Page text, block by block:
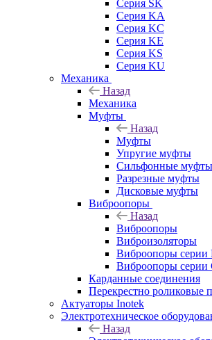
Серия SK
Серия KA
Серия KC
Серия KE
Серия KS
Серия KU
Механика
Назад
Механика
Муфты
Назад
Муфты
Упругие муфты
Сильфонные муфты
Разрезные муфты
Дисковые муфты
Виброопоры
Назад
Виброопоры
Виброизоляторы
Виброопоры серии
Виброопоры серии
Карданные соединения
Перекрестно роликовые
Актуаторы Inotek
Электротехническое
Назад